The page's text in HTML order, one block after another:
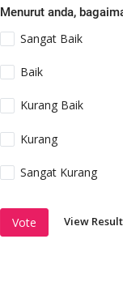
Menurut anda,
Sangat Baik
Baik
Kurang Baik
Kurang
Sangat Kurang
Vote View